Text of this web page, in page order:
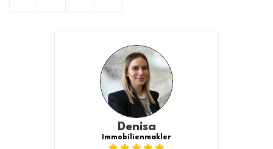
Denisa
Immobilienmakler